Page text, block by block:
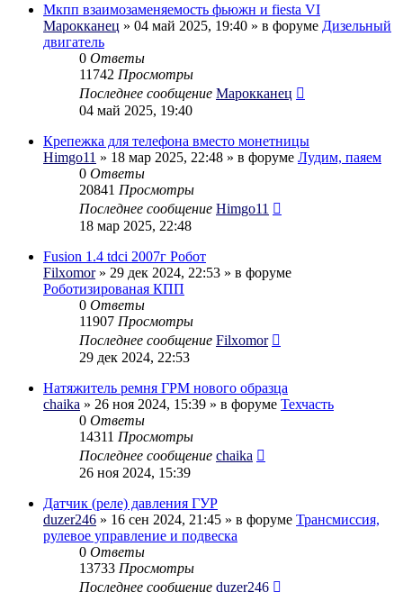
Мкпп взаимозаменяемость фьюжн и fiesta VI
Марокканец » 04 май 2025, 19:40 » в форуме Дизельный
двигатель
0 Ответы
11742 Просмотры
Последнее сообщение Марокканец
04 май 2025, 19:40
Крепежка для телефона вместо монетницы
Himgo11 » 18 мар 2025, 22:48 » в форуме Лудим, паяем
0 Ответы
20841 Просмотры
Последнее сообщение Himgo11
18 мар 2025, 22:48
Fusion 1.4 tdci 2007г Робот
Filxomor» 29 дек 2024, 22:53 » в форуме
Роботизированая КПП
0 Ответы
11907 Просмотры
Последнее сообщение Filxomor
29 дек 2024, 22:53
Натяжитель ремня ГРМ нового образца
chaika » 26 ноя 2024, 15:39 » в форуме Техчасть
0 Ответы
14311 Просмотры
Последнее сообщение chaika
26 ноя 2024, 15:39
Датчик (реле) давления ГУР
duzer246 » 16 сен 2024, 21:45 » в форуме Трансмиссия,
рулевое управление и подвеска
0 Ответы
13733 Просмотры
Последнее сообщение duzer246